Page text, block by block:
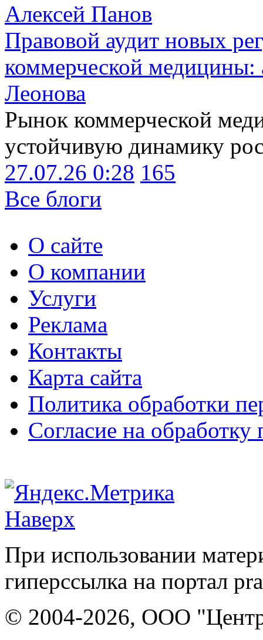
Алексей Панов
Правовой аудит новых
коммерческой медицины:
Леонова
Рынок коммерческой
устойчивую динамику
27.07.26 0:28 165
Все блоги
О сайте
О компании
Услуги
Реклама
Контакты
Карта сайта
Политика обработки
Согласие на
Наверх
При использовании
гиперссылка на портал
© 2004-2026, ООО "Центр